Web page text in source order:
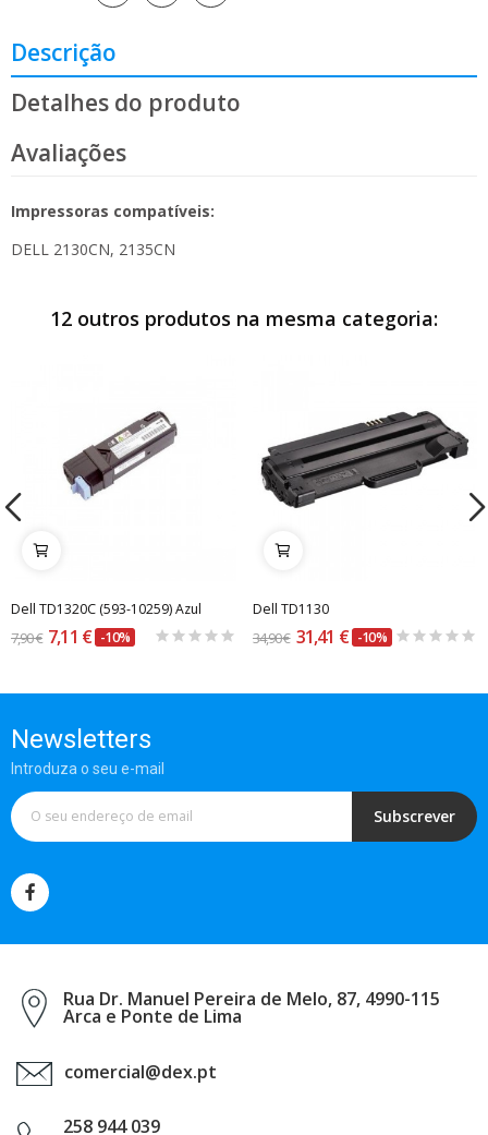
Descrição
Detalhes do produto
Avaliações
Impressoras compatíveis:
DELL 2130CN, 2135CN
12 outros produtos na mesma categoria:
Dell TD1320C (593-10259) Azul
7,90 € 7,11 € -10%
Dell TD1130
34,90 € 31,41 € -10%
Newsletters
Introduza o seu e-mail
Subscrever
Rua Dr. Manuel Pereira de Melo, 87, 4990-115
Arca e Ponte de Lima
comercial@dex.pt
258 944 039